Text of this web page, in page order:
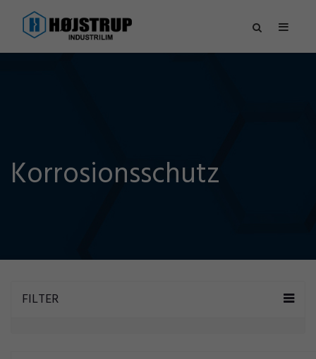
Korrosionsschutz
FILTER